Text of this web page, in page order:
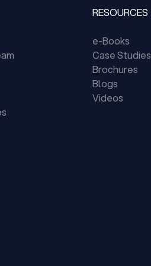
RESOURCES
e-Books
Case Studies
Brochures
Blogs
Videos